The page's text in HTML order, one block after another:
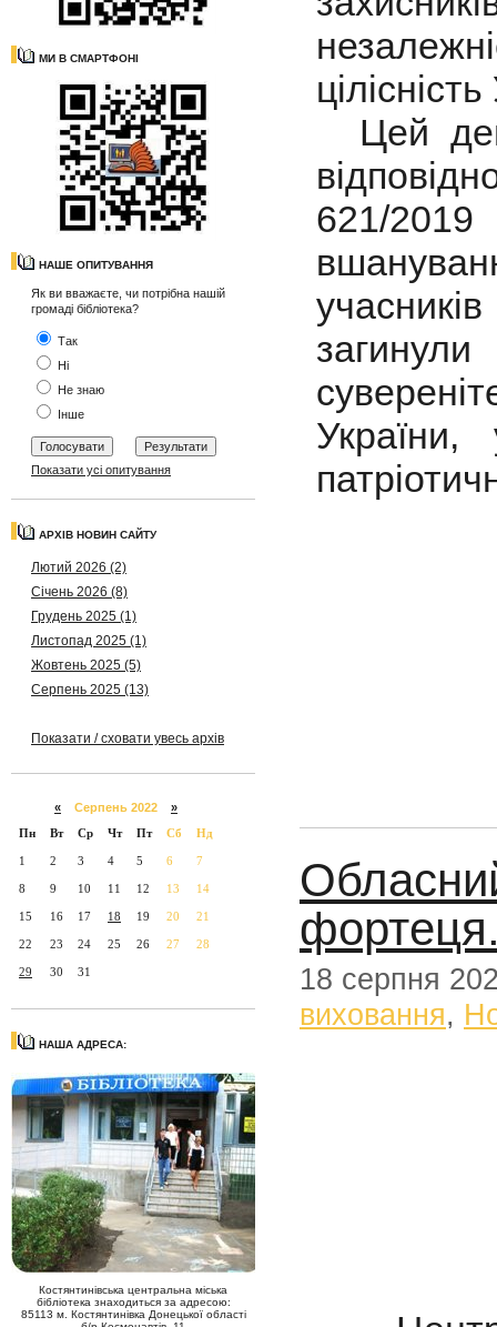
МИ В СМАРТФОНІ
НАШЕ ОПИТУВАННЯ
Як ви вважаєте, чи потрібна нашій
громаді бібліотека?
Так
Ні
Не знаю
Інше
Показати усі опитування
АРХІВ НОВИН САЙТУ
Лютий 2026 (2)
Січень 2026 (8)
Грудень 2025 (1)
Листопад 2025 (1)
Жовтень 2025 (5)
Серпень 2025 (13)
Показати / сховати увесь архів
« Серпень 2022 »
Пн
Вт Ср Чт Пт Сб Нд
1 2 3 4 5 6 7
8 9 10 11 12 13 14
15 16 17 18 19 20 21
22 23 24 25 26 27 28
29 30 31
НАША АДРЕСА:
Костянтинівська центральна міська
бібліотека знаходиться за адресою:
85113 м. Костянтинівка Донецької області
Цей
621/
України,
18 серпня
виховання,